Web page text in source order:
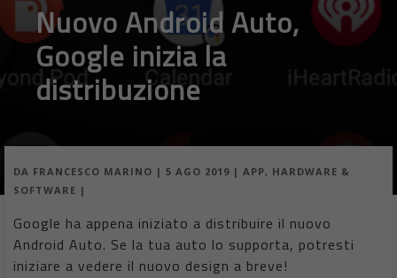
Nuovo Android Auto,
Google inizia la
distribuzione
DA FRANCESCO MARINO | 5 AGO 2019 | APP, HARDWARE &
SOFTWARE |
Google ha appena iniziato a distribuire il nuovo
Android Auto. Se la tua auto lo supporta, potresti
iniziare a vedere il nuovo design a breve!